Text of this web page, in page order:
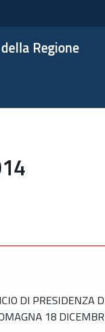
Regione
DI PRESIDENZA
18